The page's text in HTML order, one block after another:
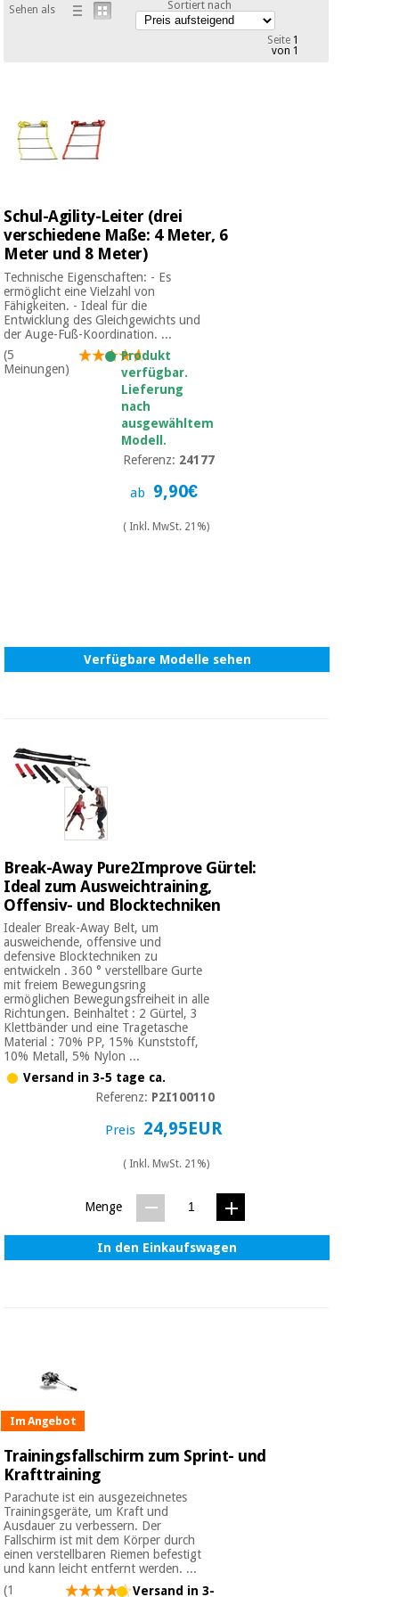
Outlet
Tech
Academy
Traditionelle
Therapeutische
Essentielles
schutzmaterial
für
coronaviren
Aerobic,
fitness
und
pilates
Veterinärmedizin
(ausverkauf)
Angebote
Outlet
Fisaude
Tech
Academy
Medizinische
medizin
Therapeutische
schränke
Essentielles
schutzmaterial
für
coronaviren
Orthopädie
Chirurgische
instrumente
(ausverkauf)
Sehen als
Sortiert nach
Seite1
von 1
Schul-Agility-Leiter (drei
verschiedene Maße: 4 Meter, 6
Meter und 8 Meter)
Technische Eigenschaften: - Es
ermöglicht eine Vielzahl von
Fähigkeiten. - Ideal für die
Entwicklung des Gleichgewichts und
der Auge-Fuß-Koordination. ...
(5
Meinungen)
Produkt
verfügbar.
Lieferung
nach
ausgewähltem
Modell.
Referenz: 24177
ab 9,90€
( Inkl. MwSt. 21%)
Verfügbare Modelle sehen
Break-Away Pure2Improve Gürtel:
Ideal zum Ausweichtraining,
Offensiv- und Blocktechniken
Idealer Break-Away Belt, um
ausweichende, offensive und
defensive Blocktechniken zu
entwickeln . 360 ° verstellbare Gurte
mit freiem Bewegungsring
ermöglichen Bewegungsfreiheit in alle
Richtungen. Beinhaltet : 2 Gürtel, 3
Klettbänder und eine Tragetasche
Material : 70% PP, 15% Kunststoff,
10% Metall, 5% Nylon ...
Versand in 3-5 tage ca.
Referenz: P2I100110
Preis 24,95EUR
( Inkl. MwSt. 21%)
Menge
In den Einkaufswagen
Im Angebot
Trainingsfallschirm zum Sprint- und
Krafttraining
Parachute ist ein ausgezeichnetes
Trainingsgeräte, um Kraft und
Ausdauer zu verbessern. Der
Fallschirm ist mit dem Körper durch
einen verstellbaren Riemen befestigt
und kann leicht entfernt werden. ...
(1
Versand in 3-